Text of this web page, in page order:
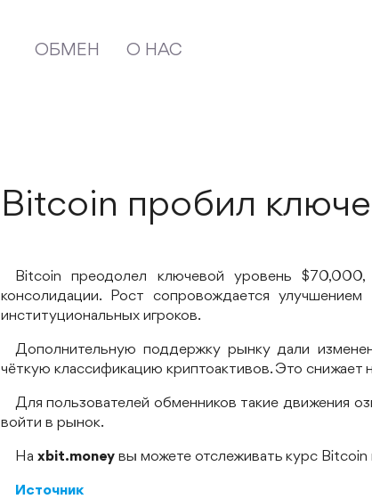
ОБМЕН О НАС
Bitcoin пробил
Bitcoin преодолел ключевой уровень
консолидации. Рост сопровождается
институциональных игроков.
Дополнительную поддержку рынку дали
чёткую классификацию криптоактивов. Это снижает
Для пользователей обменников такие движения
войти в рынок.
На xbit.moneyвы можете отслеживать курс
Источник